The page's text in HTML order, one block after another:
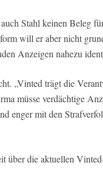
Stahl keinen Beleg
will er aber nicht
Anzeigen nahezu
„Vinted trägt die
müsse verdächtige
enger mit den
über die aktuellen